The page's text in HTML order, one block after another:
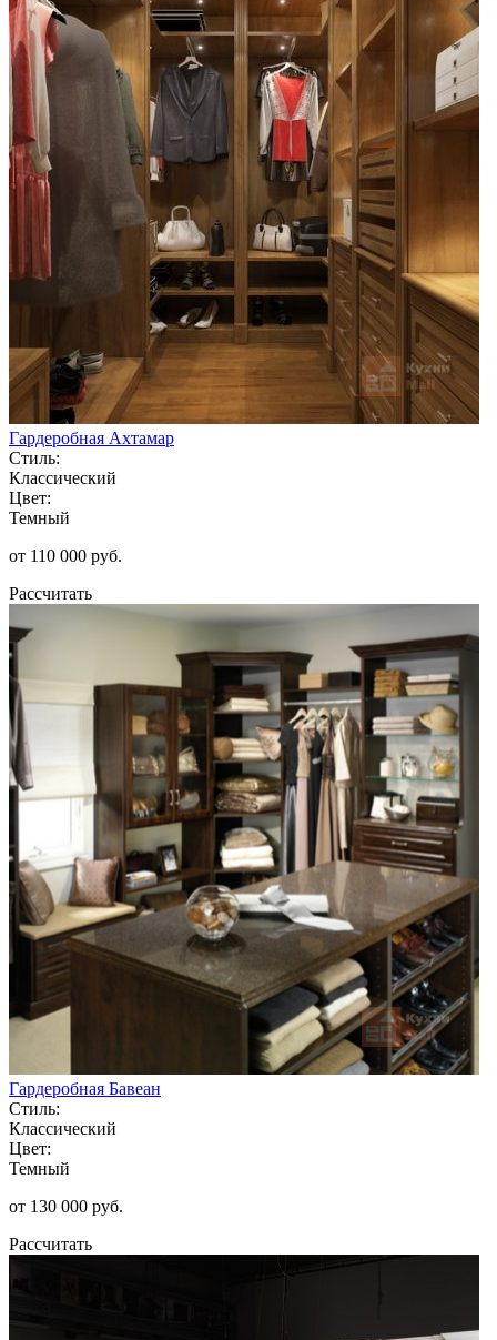
Гардеробная Ахтамар
Стиль:
Классический
Цвет:
Темный
от 110 000 руб.
Рассчитать
Гардеробная Бавеан
Стиль:
Классический
Цвет:
Темный
от 130 000 руб.
Рассчитать